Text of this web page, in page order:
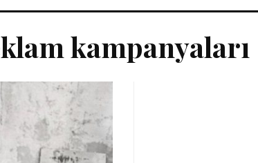
kampanyaları